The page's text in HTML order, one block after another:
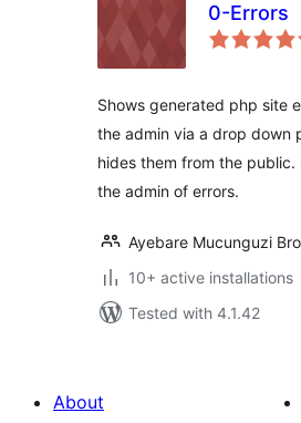
0-Errors
Shows generated php site
the admin via a drop down
hides them from the public.
the admin of errors.
Ayebare Mucunguzi
10+ active installations
Tested with 4.1.42
About